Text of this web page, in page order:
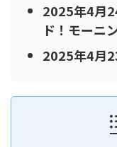
2025年4月
ド！モーニ
2025年4月